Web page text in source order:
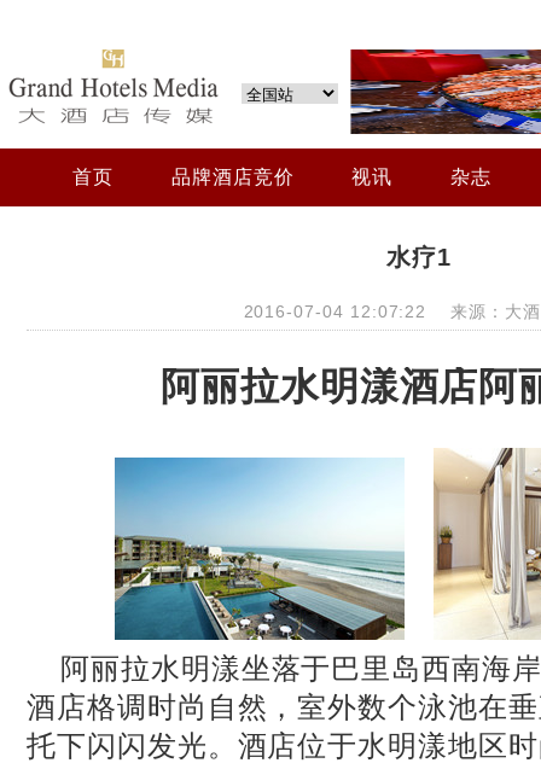
首页 品牌酒店竞价 视讯 杂志
水疗1
2016-07-04 12:07:22 来源：大酒
阿丽拉水明漾酒店阿
阿丽拉水明漾坐落于巴里岛西南海
酒店格调时尚自然，室外数个泳池在
托下闪闪发光。酒店位于水明漾地区